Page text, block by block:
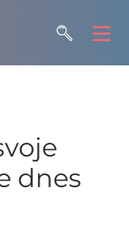
dnes